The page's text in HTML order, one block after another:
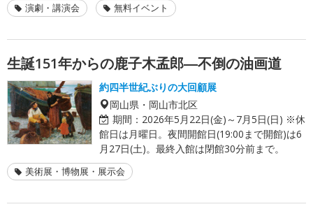
演劇・講演会 無料イベント
生誕151年からの鹿子木孟郎―不倒の油画道
約四半世紀ぶりの大回顧展
岡山県・岡山市北区
期間： 2026年5月22日(金)～7月5日(日) ※休
館日は月曜日。夜間開館日(19:00まで開館)は6
月27日(土)。最終入館は閉館30分前まで。
美術展・博物展・展示会